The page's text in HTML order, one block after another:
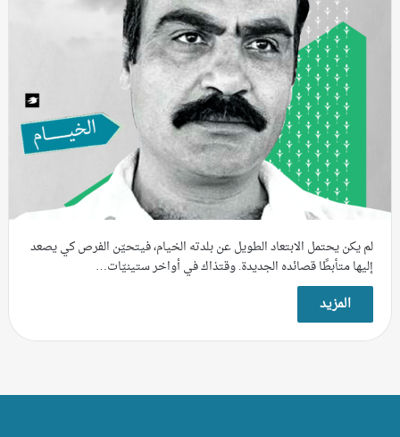
لم يكن يحتمل الابتعاد الطويل عن بلدته الخيام، فيتحيّن الفرص كي يصعد
إليها متأبطًا قصائده الجديدة. وقتذاك في أواخر ستينيّات…
المزيد